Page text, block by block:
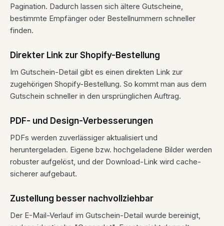
Pagination. Dadurch lassen sich ältere Gutscheine,
bestimmte Empfänger oder Bestellnummern schneller
finden.
Direkter Link zur Shopify-Bestellung
Im Gutschein-Detail gibt es einen direkten Link zur
zugehörigen Shopify-Bestellung. So kommt man aus dem
Gutschein schneller in den ursprünglichen Auftrag.
PDF- und Design-Verbesserungen
PDFs werden zuverlässiger aktualisiert und
heruntergeladen. Eigene bzw. hochgeladene Bilder werden
robuster aufgelöst, und der Download-Link wird cache-
sicherer aufgebaut.
Zustellung besser nachvollziehbar
Der E-Mail-Verlauf im Gutschein-Detail wurde bereinigt,